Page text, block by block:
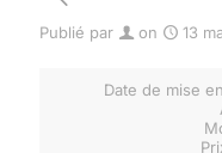
Publié par on
13
Date de mise